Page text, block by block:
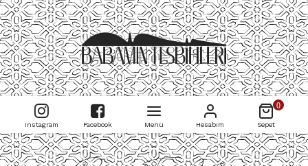
Instagram Facebook Menü Hesabım
0
Sepet